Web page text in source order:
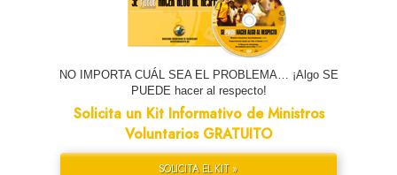
NO IMPORTA CUÁL SEA EL PROBLEMA… ¡Algo SE
PUEDE hacer al respecto!
Solicita un Kit Informativo de Ministros
Voluntarios GRATUITO
SOLICITA EL KIT »